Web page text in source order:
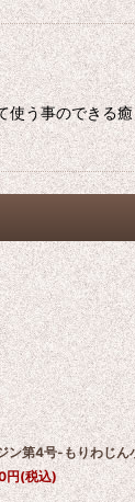
使う事のできる
ン第4号-もりわじん
円(税込)